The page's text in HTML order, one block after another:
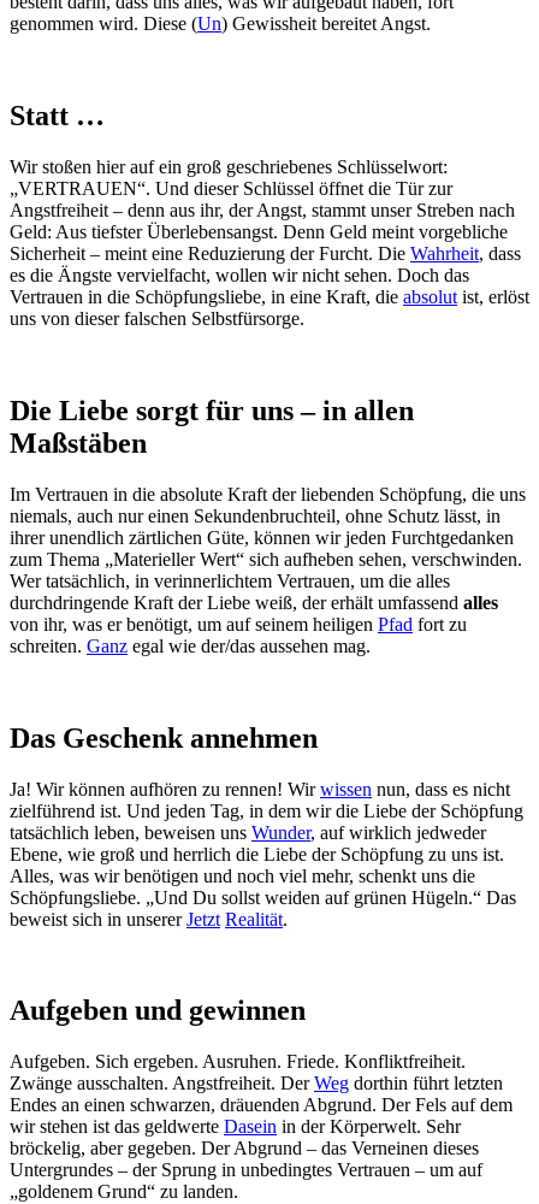
genommen wird. Diese (Un) Gewissheit bereitet Angst.
Statt …
Wir stoßen hier auf ein groß geschriebenes Schlüsselwort:
„VERTRAUEN“. Und dieser Schlüssel öffnet die Tür zur
Angstfreiheit – denn aus ihr, der Angst, stammt unser Streben nach
Geld: Aus tiefster Überlebensangst. Denn Geld meint vorgebliche
Sicherheit – meint eine Reduzierung der Furcht. Die Wahrheit, dass
es die Ängste vervielfacht, wollen wir nicht sehen. Doch das
Vertrauen in die Schöpfungsliebe, in eine Kraft, die absolut ist, erlöst
uns von dieser falschen Selbstfürsorge.
Die Liebe sorgt für uns –in allen
Maßstäben
Im Vertrauen in die absolute Kraft der liebenden Schöpfung, die uns
niemals, auch nur einen Sekundenbruchteil, ohne Schutz lässt, in
ihrer unendlich zärtlichen Güte, können wir jeden Furchtgedanken
zum Thema „Materieller Wert“ sich aufheben sehen, verschwinden.
Wer tatsächlich, in verinnerlichtem Vertrauen, um die alles
durchdringende Kraft der Liebe weiß, der erhält umfassend alles
von ihr, was er benötigt, um auf seinem heiligen Pfad fort zu
schreiten. Ganz egal wie der/das aussehen mag.
Das Geschenk annehmen
Ja! Wir können aufhören zu rennen! Wirwissen nun, dass es nicht
zielführend ist. Und jeden Tag, in dem wir die Liebe der Schöpfung
tatsächlich leben, beweisen uns Wunder, auf wirklich jedweder
Ebene, wie groß und herrlich die Liebe der Schöpfung zu uns ist.
Alles, was wir benötigen und noch viel mehr, schenkt uns die
Schöpfungsliebe. „Und Du sollst weiden auf grünen Hügeln.“ Das
beweist sich in unsererJetzt Realität.
Aufgeben und gewinnen
Aufgeben. Sich ergeben. Ausruhen. Friede. Konfliktfreiheit.
Zwänge ausschalten. Angstfreiheit. DerWeg dorthin führt letzten
Endes an einen schwarzen, dräuenden Abgrund. Der Fels auf dem
wir stehen ist das geldwerte Dasein in der Körperwelt. Sehr
bröckelig, aber gegeben. Der Abgrund – das Verneinen dieses
Untergrundes – der Sprung in unbedingtes Vertrauen – um auf
„goldenem Grund“ zu landen.